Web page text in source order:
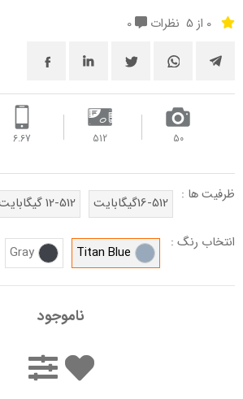
0 از 5 نظرات
50
512
6.67
ظرفیت ها : 16-512گیگابایت 12-512 گیگابایت
انتخاب رنگ :
Titan Blue
Gray
ناموجود